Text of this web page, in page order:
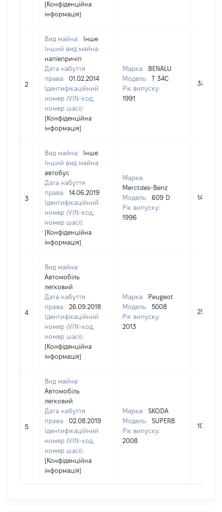
[Конфіденційна
інформація]
2
Вид майна:
Інше
Інший вид майна:
напівпричіп
Дата набуття
права:
01.02.2014
Ідентифікаційний
номер (VIN-код,
номер шасі):
[Конфіденційна
інформація]
Марка:
BENALU
Модель:
T 34C
Рік випуску:
1991
38375
3
Вид майна:
Інше
Інший вид майна:
автобус
Дата набуття
права:
14.06.2019
Ідентифікаційний
номер (VIN-код,
номер шасі):
[Конфіденційна
інформація]
Марка:
Merctdes-Benz
Модель:
609 D
Рік випуску:
1996
14000
4
Вид майна:
Автомобіль
легковий
Дата набуття
права:
26.09.2018
Ідентифікаційний
номер (VIN-код,
номер шасі):
[Конфіденційна
інформація]
Марка:
Peugeot
Модель:
5008
Рік випуску:
2013
258580
5
Вид майна:
Автомобіль
легковий
Дата набуття
права:
02.08.2019
Ідентифікаційний
номер (VIN-код,
номер шасі):
[Конфіденційна
інформація]
Марка:
SKODA
Модель:
SUPERB
Рік випуску:
2008
106255